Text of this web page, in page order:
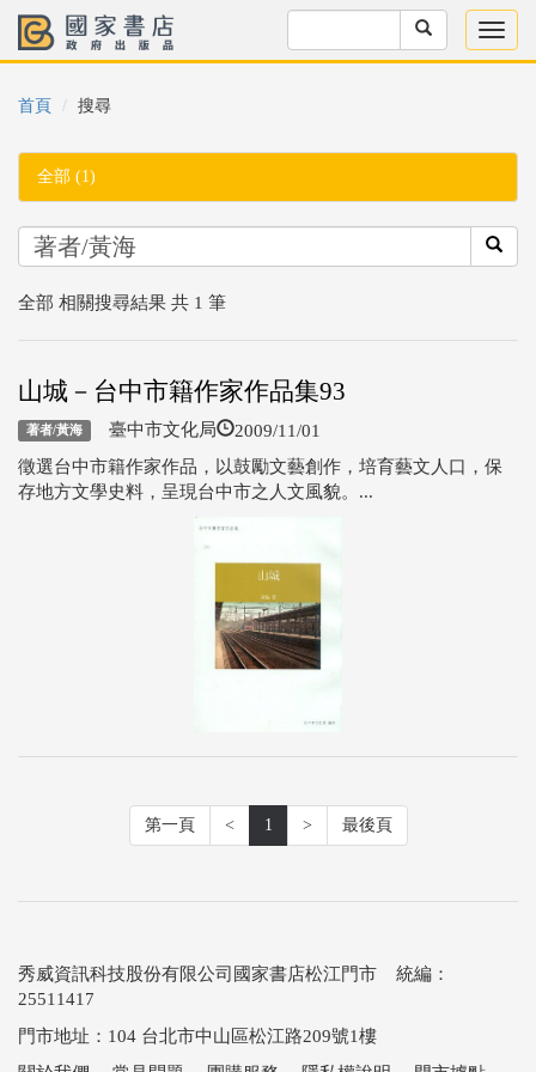
首頁 搜尋
全部 (1)
全部 相關搜尋結果 共 1 筆
山城－台中市籍作家作品集93
著者/黃海 臺中市文化局 2009/11/01
徵選台中市籍作家作品，以鼓勵文藝創作，培育藝文人口，保
存地方文學史料，呈現台中市之人文風貌。...
第一頁 < 1 > 最後頁
秀威資訊科技股份有限公司國家書店松江門市 統編：
25511417
門市地址：104 台北市中山區松江路209號1樓